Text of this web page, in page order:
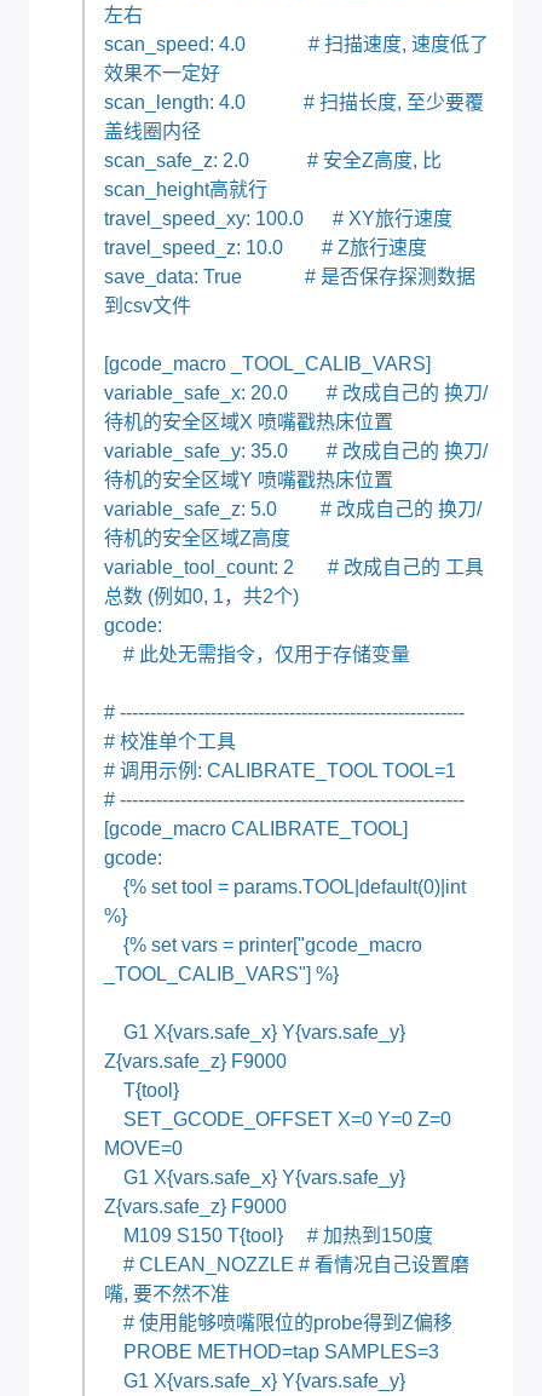
左右
scan_speed: 4.0 # 扫描速度, 速度低了
效果不一定好
scan_length: 4.0 # 扫描长度, 至少要覆
盖线圈内径
scan_safe_z: 2.0 # 安全Z高度, 比
scan_height高就行
travel_speed_xy: 100.0 # XY旅行速度
travel_speed_z: 10.0 # Z旅行速度
save_data: True # 是否保存探测数据
到csv文件
[gcode_macro _TOOL_CALIB_VARS]
variable_safe_x: 20.0 # 改成自己的 换刀/
待机的安全区域X 喷嘴戳热床位置
variable_safe_y: 35.0 # 改成自己的 换刀/
待机的安全区域Y 喷嘴戳热床位置
variable_safe_z: 5.0 # 改成自己的 换刀/
待机的安全区域Z高度
variable_tool_count: 2 # 改成自己的 工具
总数 (例如0, 1，共2个)
gcode:
# 此处无需指令，仅用于存储变量
# ---------------------------------------------------------
# 校准单个工具
# 调用示例: CALIBRATE_TOOL TOOL=1
# ---------------------------------------------------------
[gcode_macro CALIBRATE_TOOL]
gcode:
{% set tool = params.TOOL|default(0)|int
%}
{% set vars = printer["gcode_macro
_TOOL_CALIB_VARS"] %}
G1 X{vars.safe_x} Y{vars.safe_y}
Z{vars.safe_z} F9000
T{tool}
SET_GCODE_OFFSET X=0 Y=0 Z=0
MOVE=0
G1 X{vars.safe_x} Y{vars.safe_y}
Z{vars.safe_z} F9000
M109 S150 T{tool} # 加热到150度
# CLEAN_NOZZLE # 看情况自己设置磨
嘴, 要不然不准
# 使用能够喷嘴限位的probe得到Z偏移
PROBE METHOD=tap SAMPLES=3
G1 X{vars.safe_x} Y{vars.safe_y}